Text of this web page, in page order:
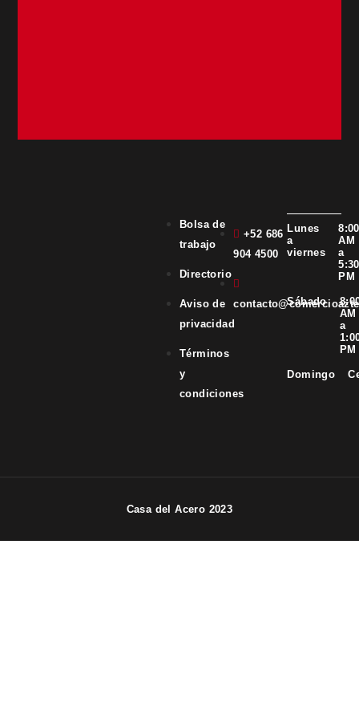
Bolsa de
trabajo
Directorio
Aviso de
privacidad
Términos
y
condiciones
+52 686
904 4500
Lunes
a
viernes
8:00
AM
a
5:30
PM
Sábado
AM
a
PM
Domingo
Casa del Acero 2023